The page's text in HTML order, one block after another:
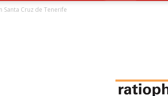
Santa Cruz de Tenerife